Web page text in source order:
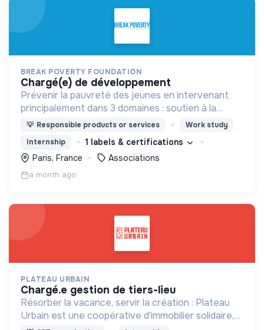
BREAK POVERTY FOUNDATION
chargé(e) de développement
Prévenir la pauvreté des jeunes en intervenant
principalement dans 3 domaines : soutien à la
petite enfance, prévention du décrochage
💡 Responsible products or services
Work study
Internship
1 labels & certifications
Paris, France
Associations
a month ago
PLATEAU URBAIN
chargé.e gestion de tiers-lieu
Résorber la vacance, servir la création : Plateau
Urbain est une coopérative d'immobilier solidaire,